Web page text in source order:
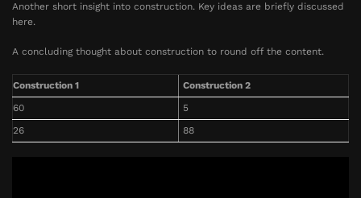
Another short insight into construction. Key ideas are briefly discussed
here.
A concluding thought about construction to round off the content.
Construction 1
Construction 2
60
5
26
88